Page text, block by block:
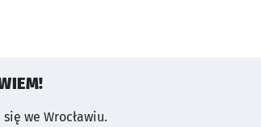
we Wrocławiu.